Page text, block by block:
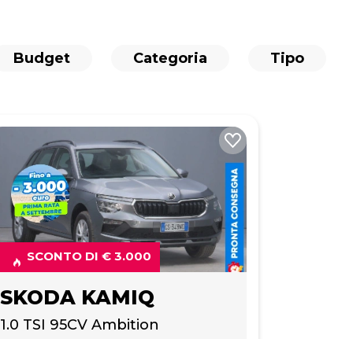
Budget Categoria Tipo
SCONTO DI € 3.000
SKODA KAMIQ
1.0 TSI 95CV Ambition